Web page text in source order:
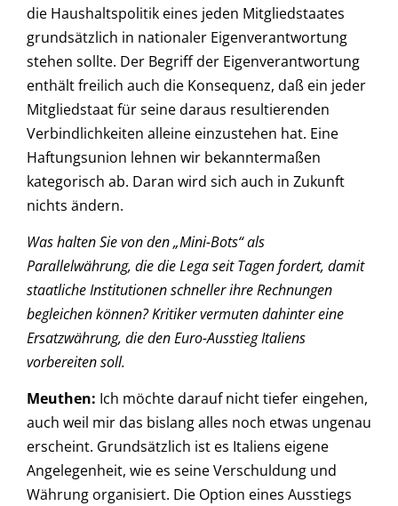
die Haushaltspolitik eines jeden Mitgliedstaates
grundsätzlich in nationaler Eigenverantwortung
stehen sollte. Der Begriff der Eigenverantwortung
enthält freilich auch die Konsequenz, daß ein jeder
Mitgliedstaat für seine daraus resultierenden
Verbindlichkeiten alleine einzustehen hat. Eine
Haftungsunion lehnen wir bekanntermaßen
kategorisch ab. Daran wird sich auch in Zukunft
nichts ändern.
Was halten Sie von den „Mini-Bots“ als
Parallelwährung, die die Lega seit Tagen fordert, damit
staatliche Institutionen schneller ihre Rechnungen
begleichen können? Kritiker vermuten dahinter eine
Ersatzwährung, die den Euro-Ausstieg Italiens
vorbereiten soll.
Meuthen: Ich möchte darauf nicht tiefer eingehen,
auch weil mir das bislang alles noch etwas ungenau
erscheint. Grundsätzlich ist es Italiens eigene
Angelegenheit, wie es seine Verschuldung und
Währung organisiert. Die Option eines Ausstiegs